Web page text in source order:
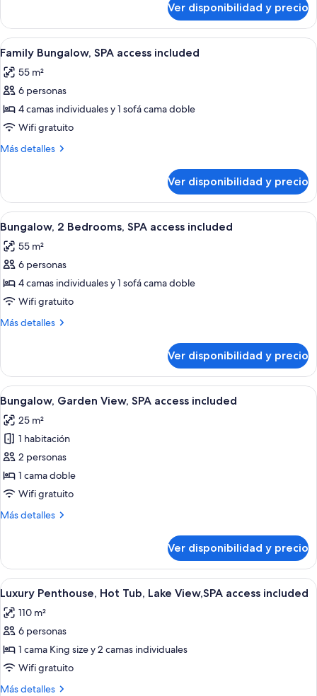
access
included
1
Bedroom,
SPA
included
Ver disponibilidad y precio
Ver
todas
las
fotos
de
Family
Bungalow,
included
Una casa moderna con patio,
9
Family Bungalow, SPA access included
55 m²
6 personas
4 camas individuales y 1 sofá cama doble
Wifi gratuito
Más detalles
Más
Bungalow,
SPA
access
included
Ver disponibilidad y precio
Ver
todas
las
fotos
de
Bungalow,
2
access
included
Habitación de hotel con escritorio,
10
Bungalow, 2 Bedrooms, SPA access included
55 m²
6 personas
4 camas individuales y 1 sofá cama doble
Wifi gratuito
Más detalles
Más
2
Bedrooms,
SPA
access
included
Ver disponibilidad y precio
Ver
todas
las
fotos
de
Bungalow,
Garden
SPA
Habitación de hotel con cama,
9
Bungalow, Garden View, SPA access included
25 m²
1 habitación
2 personas
1 cama doble
Wifi gratuito
Más detalles
Más
Garden
View,
SPA
included
Ver disponibilidad y precio
Ver
todas
las
fotos
de
Luxury
Penthouse,
Una sala de estar moderna con un
6
Luxury Penthouse, Hot Tub, Lake View,SPA access included
110 m²
6 personas
1 cama King size y 2 camas individuales
Wifi gratuito
Más detalles
Más